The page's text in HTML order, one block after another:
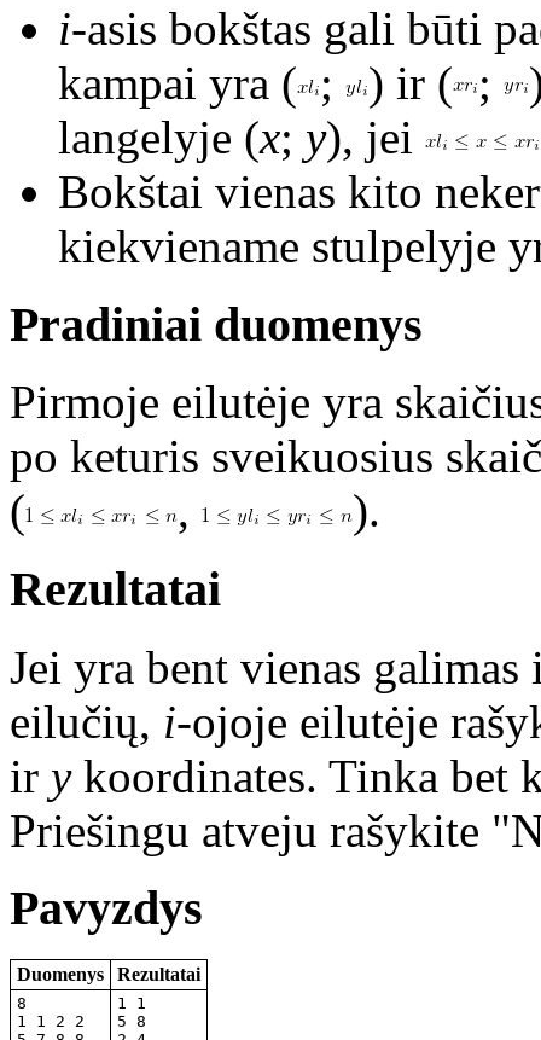
i-asis bokštas gali būti
kampai yra ( ; ) ir ( ;
langelyje (x; y), jei
Bokštai vienas kito
kiekviename stulpelyje
Pradiniai duomenys
Pirmoje eilutėje yra
po keturis sveikuosius
(
, ).
Rezultatai
Jei yra bent vienas
eilučių, i-ojoje eilutėje
ir ykoordinates. Tinka bet
Priešingu atveju rašykite
Pavyzdys
Duomenys Rezultatai
8
1 1 2 2
1 1
5 8